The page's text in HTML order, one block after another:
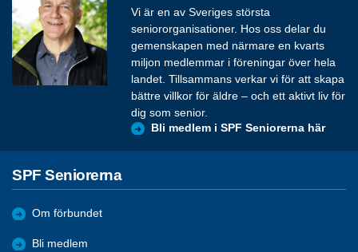
Vi är en av Sveriges största
seniororganisationer. Hos oss delar du
gemenskapen med närmare en kvarts
miljon medlemmar i föreningar över hela
landet. Tillsammans verkar vi för att skapa
bättre villkor för äldre – och ett aktivt liv för
dig som senior.
Bli medlem i SPF Seniorerna här
SPF Seniorerna
Om förbundet
Bli medlem